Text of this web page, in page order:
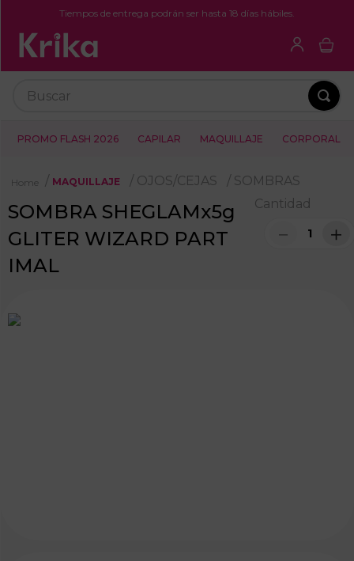
Tiempos de entrega podrán ser hasta 18 días hábiles.
PROMO FLASH 2026 CAPILAR MAQUILLAJE CORPORAL
MAQUILLAJE OJOS/CEJAS SOMBRAS
SOMBRA SHEGLAMx5g
GLITER WIZARD PART
IMAL
Cantidad
＋
－